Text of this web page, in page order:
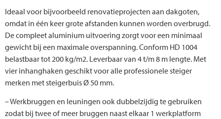
Ideaal voor bijvoorbeeld renovatieprojecten aan dakgoten,
omdat in één keer grote afstanden kunnen worden overbrugd.
De compleet aluminium uitvoering zorgt voor een minimaal
gewicht bij een maximale overspanning. Conform HD 1004
belastbaar tot 200 kg/m2. Leverbaar van 4 t/m 8 m lengte. Met
vier inhanghaken geschikt voor alle professionele steiger
merken met steigerbuis Ø 50 mm.
– Werkbruggen en leuningen ook dubbelzijdig te gebruiken
zodat bij twee of meer bruggen naast elkaar 1 werkplatform